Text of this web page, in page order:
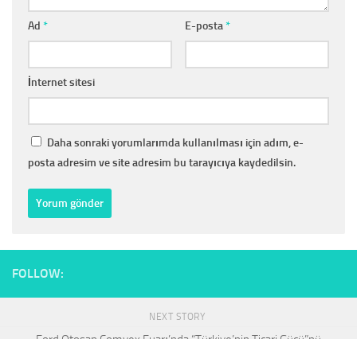
Ad * E-posta*
İnternet sitesi
Daha sonraki yorumlarımda kullanılması için adım, e-
posta adresim ve site adresim bu tarayıcıya kaydedilsin.
FOLLOW:
NEXT STORY